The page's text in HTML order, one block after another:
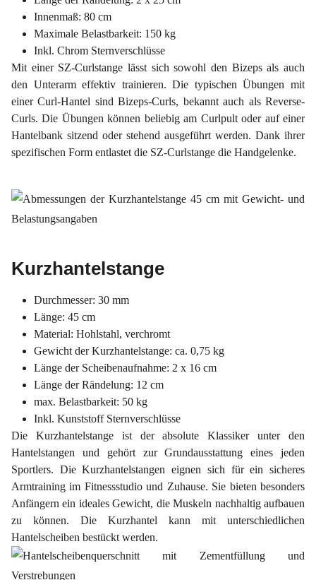
Innenmaß: 80 cm
Maximale Belastbarkeit: 150 kg
Inkl. Chrom Sternverschlüsse
Mit einer SZ-Curlstange lässt sich sowohl den Bizeps als auch
den Unterarm effektiv trainieren. Die typischen Übungen mit
einer Curl-Hantel sind Bizeps-Curls, bekannt auch als Reverse-
Curls. Die Übungen können beliebig am Curlpult oder auf einer
Hantelbank sitzend oder stehend ausgeführt werden. Dank ihrer
spezifischen Form entlastet die SZ-Curlstange die Handgelenke.
Kurzhantelstange
Durchmesser: 30 mm
Länge: 45 cm
Material: Hohlstahl, verchromt
Gewicht der Kurzhantelstange: ca. 0,75 kg
Länge der Scheibenaufnahme: 2 x 16 cm
Länge der Rändelung: 12 cm
max. Belastbarkeit: 50 kg
Inkl. Kunststoff Sternverschlüsse
Die Kurzhantelstange ist der absolute Klassiker unter den
Hantelstangen und gehört zur Grundausstattung eines jeden
Sportlers. Die Kurzhantelstangen eignen sich für ein sicheres
Armtraining im Fitnessstudio und Zuhause. Sie bieten besonders
Anfängern ein ideales Gewicht, die Muskeln nachhaltig aufbauen
zu können. Die Kurzhantel kann mit unterschiedlichen
Hantelscheiben bestückt werden.